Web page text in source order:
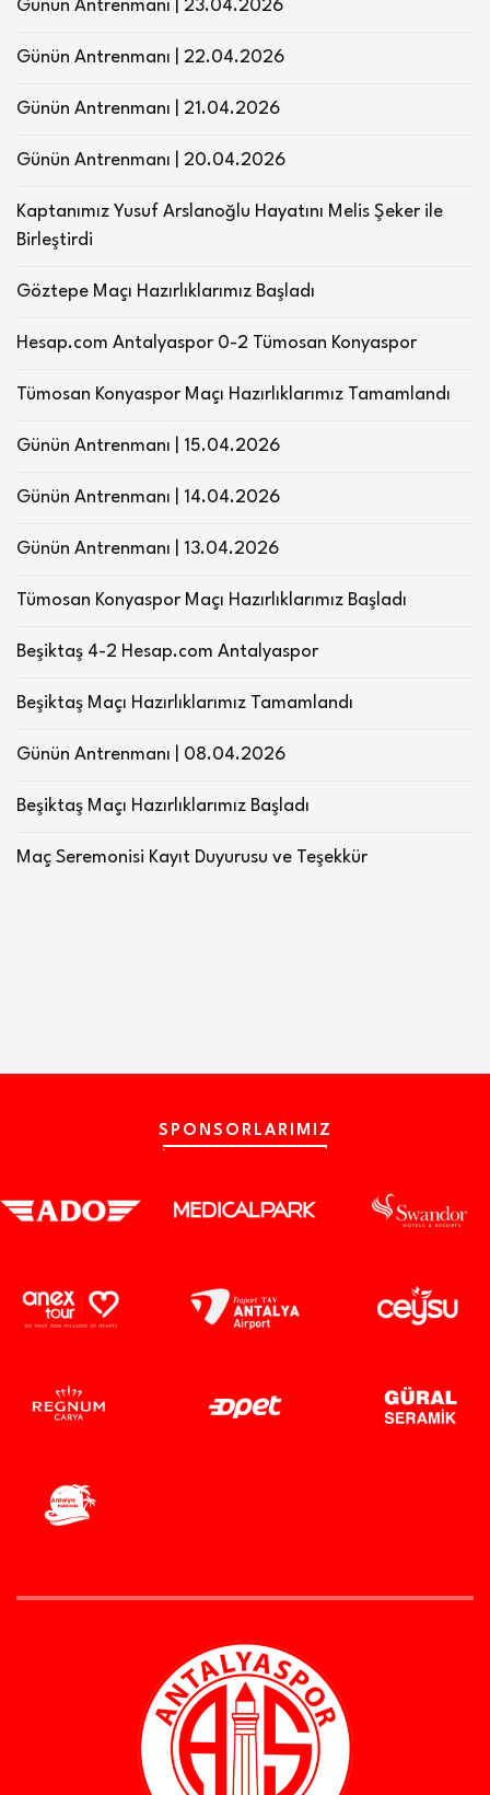
Günün Antrenmanı | 23.04.2026
Günün Antrenmanı | 22.04.2026
Günün Antrenmanı | 21.04.2026
Günün Antrenmanı | 20.04.2026
Kaptanımız Yusuf Arslanoğlu Hayatını Melis Şeker ile
Birleştirdi
Göztepe Maçı Hazırlıklarımız Başladı
Hesap.com Antalyaspor 0-2 Tümosan Konyaspor
Tümosan Konyaspor Maçı Hazırlıklarımız Tamamlandı
Günün Antrenmanı | 15.04.2026
Günün Antrenmanı | 14.04.2026
Günün Antrenmanı | 13.04.2026
Tümosan Konyaspor Maçı Hazırlıklarımız Başladı
Beşiktaş 4-2 Hesap.com Antalyaspor
Beşiktaş Maçı Hazırlıklarımız Tamamlandı
Günün Antrenmanı | 08.04.2026
Beşiktaş Maçı Hazırlıklarımız Başladı
Maç Seremonisi Kayıt Duyurusu ve Teşekkür
SPONSORLARIMIZ